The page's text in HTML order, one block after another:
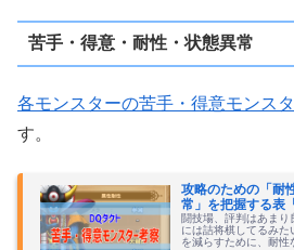
苦手・得意・耐性・状態異常
各モンスターの苦手・得意モンス
す。
攻略のための「耐
常」を把握する表
闘技場、評判はあまり
には詰将棋してるみた
を減らすために、耐性